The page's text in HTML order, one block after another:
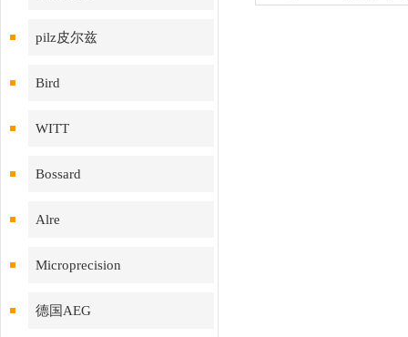
pilz皮尔兹
Bird
WITT
Bossard
Alre
Microprecision
德国AEG